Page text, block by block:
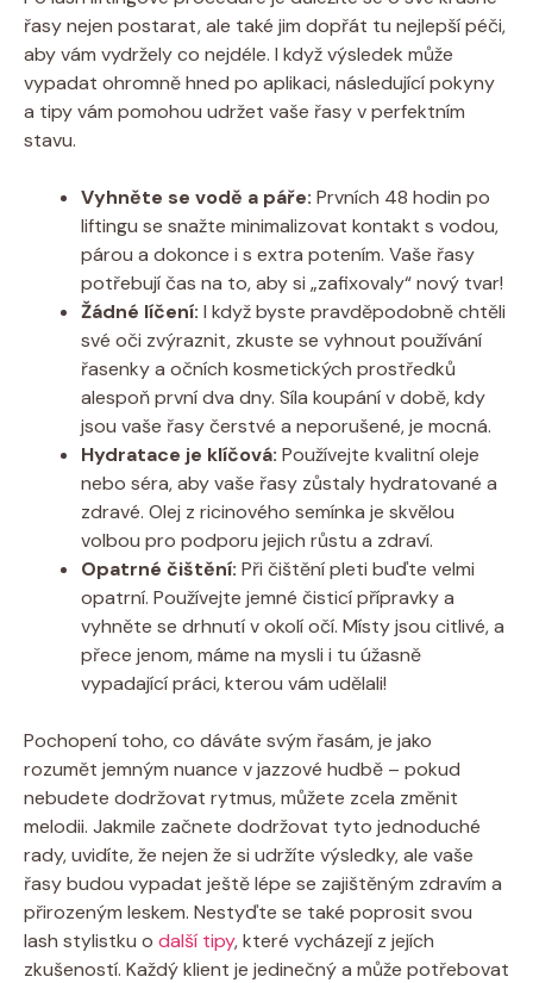
‌řasy nejen⁢ postarat, ale také ‌jim dopřát⁢ tu nejlepší péči,
⁣aby vám ​vydržely co nejdéle. I když​ výsledek může
vypadat ‍ohromně hned ⁤po aplikaci, následující pokyny
a tipy ⁤vám pomohou‍ udržet ⁢vaše⁢ řasy ⁤v perfektním
stavu.
Vyhněte⁤ se vodě a páře: Prvních 48 hodin po
liftingu se ‍snažte minimalizovat kontakt s vodou,
párou a dokonce i⁤ s extra potením. Vaše ⁣řasy
potřebují čas ​na to, ‍aby​ si „zafixovaly“ nový tvar!
Žádné líčení: I​ když byste‌ pravděpodobně chtěli
své‍ oči zvýraznit, zkuste se⁤ vyhnout používání
řasenky a ‌očních ​kosmetických⁣ prostředků
alespoň ​první dva‍ dny. ​Síla ​koupání v době, kdy
jsou vaše⁢ řasy čerstvé a neporušené, ⁢je mocná.
Hydratace⁤ je​ klíčová: Používejte kvalitní⁤ oleje⁢
nebo séra, aby ‌vaše ⁤řasy zůstaly hydratované a​
zdravé. Olej z‍ ricinového semínka je skvělou
volbou​ pro podporu jejich růstu a zdraví.
Opatrné čištění: Při čištění⁤ pleti⁤ buďte velmi
opatrní. Používejte jemné čisticí přípravky a
vyhněte se drhnutí v okolí očí. Místy⁢ jsou citlivé, a
přece jenom, máme na mysli ‌i tu úžasně
‍vypadající práci, kterou vám ⁢udělali!
Pochopení⁤ toho,‍ co dáváte ⁣svým ‌řasám, je ‍jako​
rozumět jemným nuance v jazzové hudbě‍ – pokud
nebudete ‍dodržovat rytmus, můžete‍ zcela změnit
‌melodii. Jakmile začnete dodržovat tyto jednoduché
rady, ⁤uvidíte, že nejen ⁢že si udržíte výsledky, ale vaše​
řasy budou vypadat ‌ještě lépe se zajištěným‍ zdravím⁣ a
přirozeným‌ leskem. ‌Nestyďte se také poprosit svou
lash stylistku o další tipy, ​které vycházejí z ‌jejích
zkušeností. ⁤Každý klient je​ jedinečný a může potřebovat​